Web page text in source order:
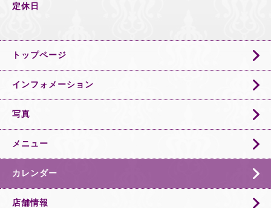
定休日
トップページ
インフォメーション
写真
メニュー
カレンダー
店舗情報